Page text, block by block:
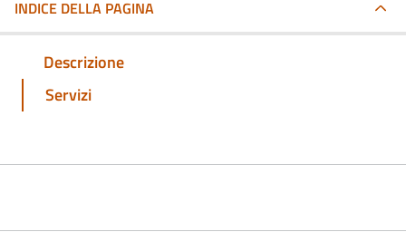
INDICE DELLA PAGINA
Descrizione
Servizi